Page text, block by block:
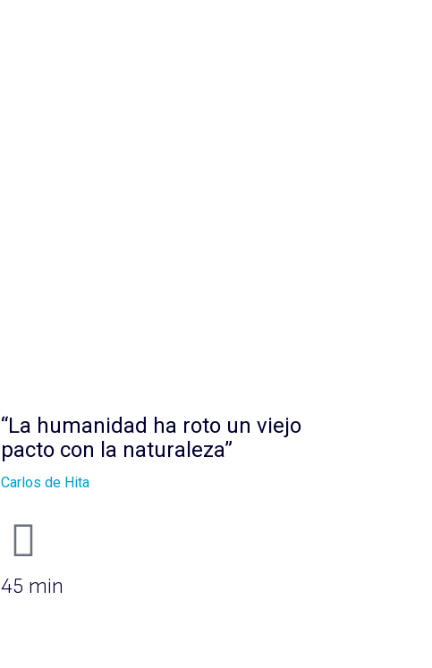
“La humanidad ha roto un viejo
pacto con la naturaleza”
Carlos de Hita
45 min